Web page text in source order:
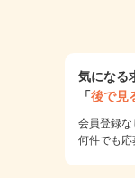
気になる
「後で見
会員登録な
何件でも応